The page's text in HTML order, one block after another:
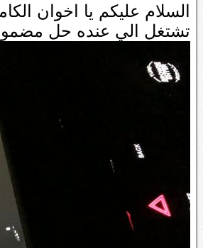
السلام عليكم يا اخوان
تشتغل الي عنده حل